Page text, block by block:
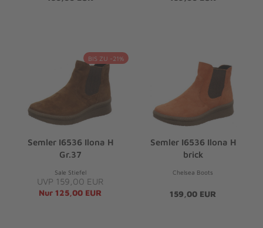
BIS ZU -21%
Semler I6536 Ilona H
Gr.37
Sale Stiefel
UVP 159,00 EUR
Nur 125,00 EUR
Semler I6536 Ilona H
brick
Chelsea Boots
159,00 EUR